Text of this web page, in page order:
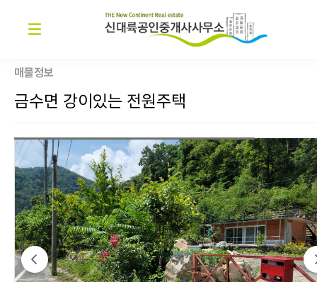
매물정보
금수면 강이있는 전원주택